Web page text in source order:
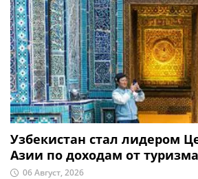
Узбекистан стал лидером
Азии по доходам от туризма
06 Август, 2026